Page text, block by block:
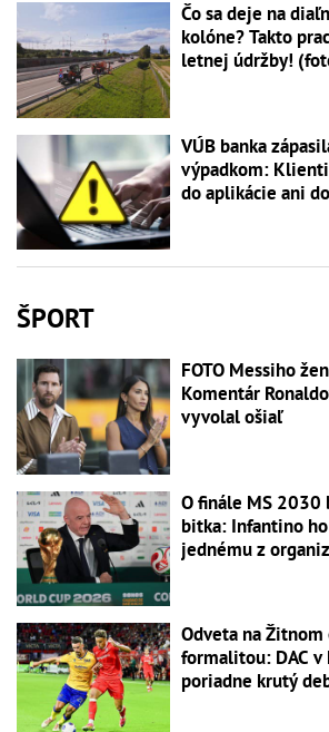
Čo sa deje na
kolóne? Takto
letnej údržby!
VÚB banka
výpadkom:
do aplikácie ani
ŠPORT
FOTO Messiho
Komentár
vyvolal ošiaľ
O finále MS 2030
bitka: Infantino
jednému z
Odveta na
formalitou: DAC v
poriadne krutý